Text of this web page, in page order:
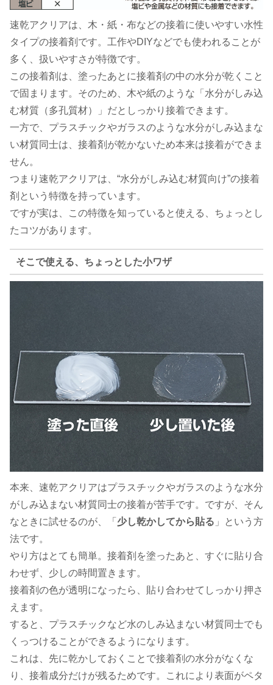
速乾アクリアは、木・紙・布などの接着に使いやすい水性
タイプの接着剤です。工作やDIYなどでも使われることが
多く、扱いやすさが特徴です。
この接着剤は、塗ったあとに接着剤の中の水分が乾くこと
で固まります。そのため、木や紙のような「水分がしみ込
む材質（多孔質材）」だとしっかり接着できます。
一方で、プラスチックやガラスのような水分がしみ込まな
い材質同士は、接着剤が乾かないため本来は接着ができま
せん。
つまり速乾アクリアは、“水分がしみ込む材質向け”の接着
剤という特徴を持っています。
ですが実は、この特徴を知っていると使える、ちょっとし
たコツがあります。
そこで使える、ちょっとした小ワザ
本来、速乾アクリアはプラスチックやガラスのような水分
がしみ込まない材質同士の接着が苦手です。ですが、そん
なときに試せるのが、「 少し乾かしてから貼る 」という方
法です。
やり方はとても簡単。接着剤を塗ったあと、すぐに貼り合
わせず、少しの時間置きます。
接着剤の色が透明になったら、貼り合わせてしっかり押さ
えます。
すると、プラスチックなど水のしみ込まない材質同士でも
くっつけることができるようになります。
これは、先に乾かしておくことで接着剤の水分がなくな
り、接着成分だけが残るためです。これにより表面がペタ